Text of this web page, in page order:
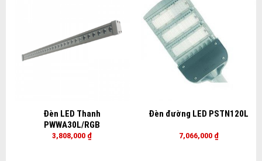
Đèn LED Thanh
PWWA30L/RGB
3,808,000 ₫
Đèn đường LED PSTN120L
7,066,000 ₫